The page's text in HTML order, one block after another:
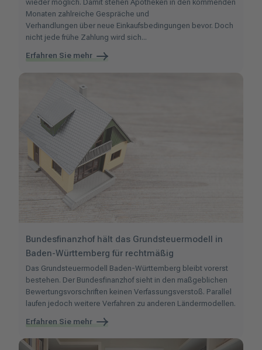
wieder möglich. Damit stehen Apotheken in den kommenden
Monaten zahlreiche Gespräche und
Verhandlungen über neue Einkaufsbedingungen bevor. Doch
nicht jede frühe Zahlung wird sich...
Erfahren Sie mehr
Bundesfinanzhof hält das Grundsteuermodell in
Baden-Württemberg für rechtmäßig
Das Grundsteuermodell Baden-Württemberg bleibt vorerst
bestehen. Der Bundesfinanzhof sieht in den maßgeblichen
Bewertungsvorschriften keinen Verfassungsverstoß. Parallel
laufen jedoch weitere Verfahren zu anderen Ländermodellen.
Erfahren Sie mehr